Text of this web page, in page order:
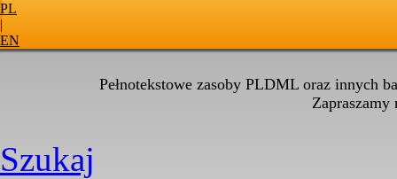
PL
|
EN
Pełnotekstowe zasoby PLDML oraz innych
Zapraszamy
Szukaj